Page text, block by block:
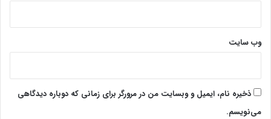
وب‌ سایت
ذخیره نام، ایمیل و وبسایت من در مرورگر برای زمانی که دوباره دیدگاهی
می‌نویسم.